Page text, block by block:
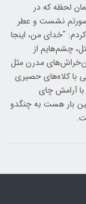
لحظه که در
صورتم نشست و عطر
"خدای من، اینجا
چشم‌هایم از
مدرن مثل
با کلاه‌های حصیری
آرامش چای
بار هست به چنگدو